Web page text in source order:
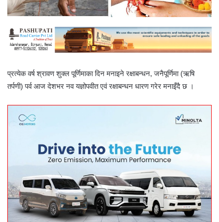
प्रत्येक वर्ष श्रावण शुक्ल पूर्णिमाका दिन मनाइने रक्षाबन्धन, जनैपूर्णिमा (ऋषि
तर्पणी) पर्व आज देशभर नव यज्ञोपवीत एवं रक्षाबन्धन धारण गरेर मनाइँदै छ ।